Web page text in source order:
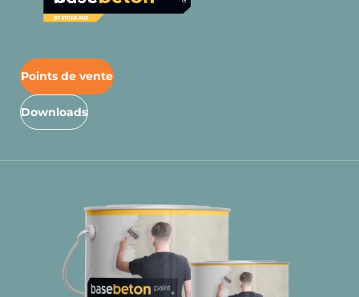
Points de vente
Downloads